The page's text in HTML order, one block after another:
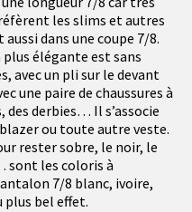
les slims et autres
dans une coupe 7/8.
élégante est sans
avec un pli sur le devant
une paire de chaussures à
des derbies… Il s’associe
ou toute autre veste.
rester sobre, le noir, le
sont les coloris à
7/8 blanc, ivoire,
plus bel effet.